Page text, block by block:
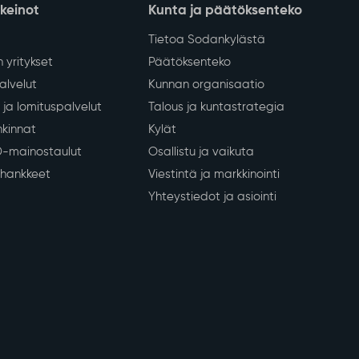
yritykset
lomituspalvelut
mainostaulut
Kunta ja päätöksenteko
Tietoa Sodankylästä
Päätöksenteko
Kunnan organisaatio
Talous ja kuntastrategia
Kylät
Osallistu ja vaikuta
Viestintä ja markkinointi
Yhteystiedot ja asiointi